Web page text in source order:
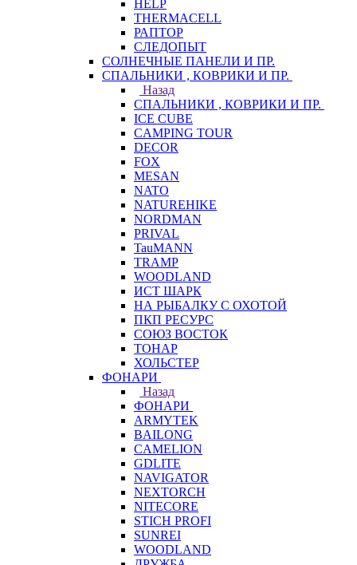
HELP
THERMACELL
РАПТОР
СЛЕДОПЫТ
СОЛНЕЧНЫЕ ПАНЕЛИ И ПР.
СПАЛЬНИКИ , КОВРИКИ И ПР.
Назад
СПАЛЬНИКИ , КОВРИКИ И ПР.
ICE CUBE
CAMPING TOUR
DECOR
FOX
MESAN
NATO
NATUREHIKE
NORDMAN
PRIVAL
TauMANN
TRAMP
WOODLAND
ИСТ ШАРК
НА РЫБАЛКУ С ОХОТОЙ
ПКП РЕСУРС
СОЮЗ ВОСТОК
ТОНАР
ХОЛЬСТЕР
ФОНАРИ
Назад
ФОНАРИ
ARMYTEK
BAILONG
CAMELION
GDLITE
NAVIGATOR
NEXTORCH
NITECORE
STICH PROFI
SUNREI
WOODLAND